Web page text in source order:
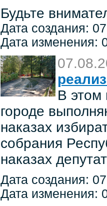
Будьте
Дата создания:
Дата изменения:
В этом
городе
наказах
собрания
наказах
Дата создания:
Дата изменения: